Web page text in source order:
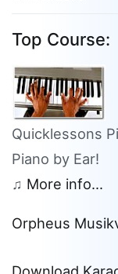
Top Course:
Quicklessons
Piano by Ear!
♫ More info...
Orpheus